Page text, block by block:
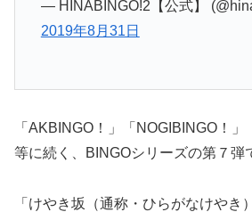
— HINABINGO!2【公式】
2019年8月31日
「AKBINGO！」「NOGIBINGO！」
等に続く、BINGOシリーズの第７弾
「けやき坂（通称・ひらがなけやき